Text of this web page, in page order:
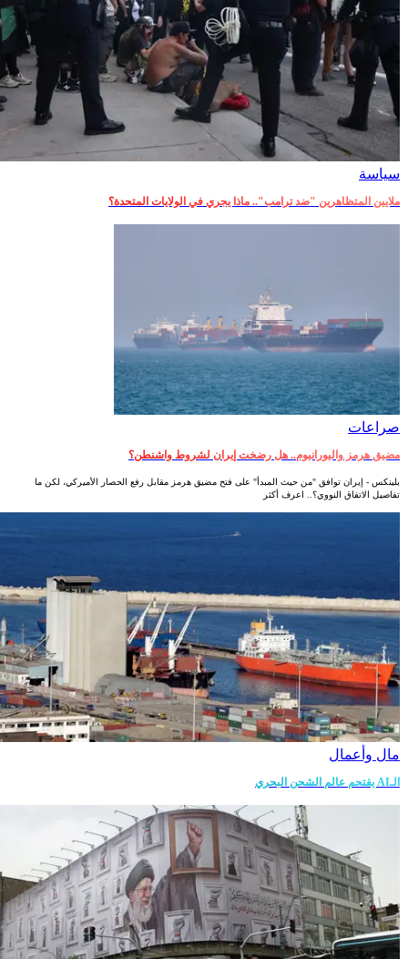
سياسة
ملايين المتظاهرين "ضد ترامب".. ماذا يجري في الولايات المتحدة؟
صراعات‎
مضيق هرمز واليورانيوم.. هل رضخت إيران لشروط واشنطن؟
بلينكس - إيران توافق "من حيث المبدأ" على فتح مضيق هرمز مقابل رفع الحصار الأميركي، لكن ما
تفاصيل الاتفاق النووي؟.. اعرف أكثر
مال وأعمال
الـAI يقتحم عالم الشحن البحري